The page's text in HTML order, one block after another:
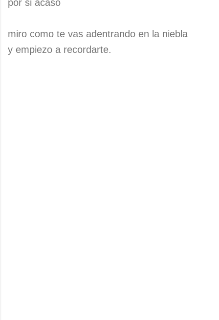
por si acaso
miro como te vas adentrando en la niebla
y empiezo a recordarte.